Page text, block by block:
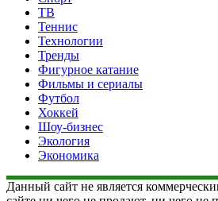
ТВ
Теннис
Технологии
Тренды
Фигурное катание
Фильмы и сериалы
Футбол
Хоккей
Шоу-бизнес
Экология
Экономика
Данный сайт не является